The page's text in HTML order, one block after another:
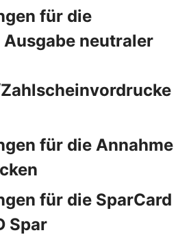
für die
neutraler
für die Annahme
für die SparCard
Spar